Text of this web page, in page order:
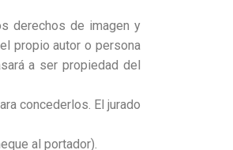
derechos de imagen y
propio autor o persona
a ser propiedad del
concederlos. El jurado
al portador).